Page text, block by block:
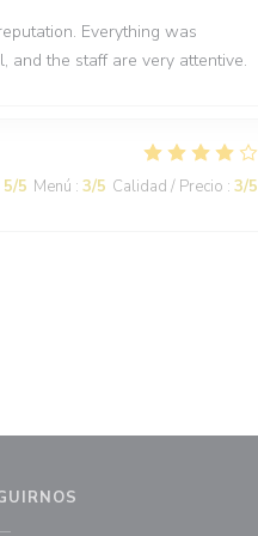
Everything was
and the staff are very attentive.
5/5 Menú : 3/5 Calidad / Precio : 3/5